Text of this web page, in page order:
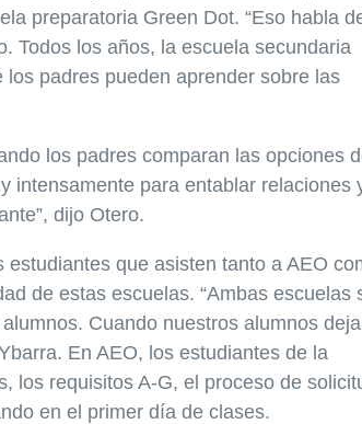
preparatoria Green Dot. “Eso habla
Todos los años, la escuela secundaria
padres pueden aprender sobre las
los padres comparan las opciones
intensamente para entablar relaciones
dijo Otero.
que asisten tanto a AEO
de estas escuelas. “Ambas escuelas
Cuando nuestros alumnos
En AEO, los estudiantes de la
los requisitos A-G, el proceso de
en el primer día de clases.